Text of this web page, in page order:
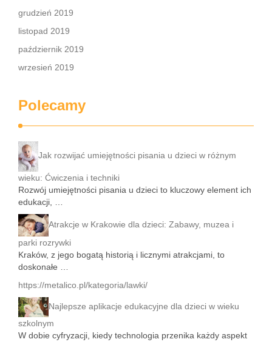
grudzień 2019
listopad 2019
październik 2019
wrzesień 2019
Polecamy
Jak rozwijać umiejętności pisania u dzieci w różnym
wieku: Ćwiczenia i techniki
Rozwój umiejętności pisania u dzieci to kluczowy element ich
edukacji, …
Atrakcje w Krakowie dla dzieci: Zabawy, muzea i
parki rozrywki
Kraków, z jego bogatą historią i licznymi atrakcjami, to
doskonałe …
https://metalico.pl/kategoria/lawki/
Najlepsze aplikacje edukacyjne dla dzieci w wieku
szkolnym
W dobie cyfryzacji, kiedy technologia przenika każdy aspekt